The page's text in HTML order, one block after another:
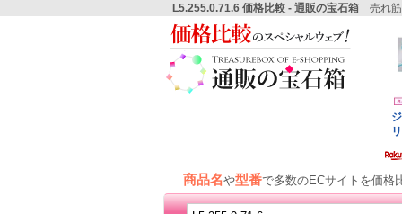
L5.255.0.71.6 価格比較 - 通販の宝石箱 売れ筋
商品名や型番で多数のECサイトを価